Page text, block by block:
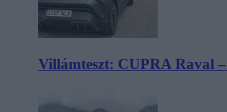
Villámteszt: CUPRA Raval –